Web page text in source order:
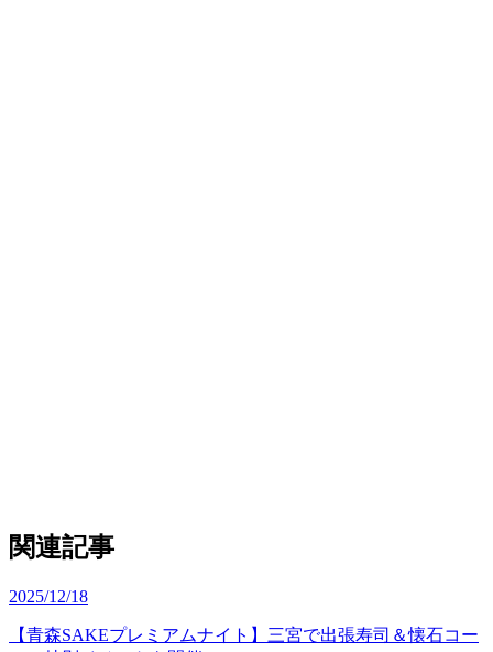
関連記事
2025/12/18
【青森SAKEプレミアムナイト】三宮で出張寿司＆懐石コー